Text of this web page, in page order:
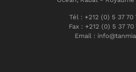
Tél : +212 (0) 5 37 70
Fax : +212 (0) 5 37 70
Email :